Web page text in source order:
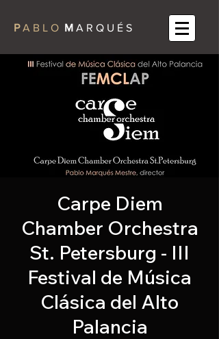
PA B L O M A R Q U É S
Carpe Diem
Chamber Orchestra
St. Petersburg - III
Festival de Música
Clásica del Alto
Palancia